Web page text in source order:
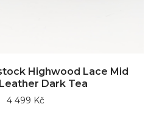
Highwood Lace Mid
Dark Tea
4 499 Kč